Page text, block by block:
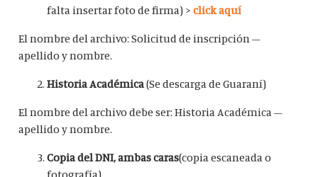
falta insertar foto de firma) >click aquí
El nombre del archivo: Solicitud de inscripción –
apellido y nombre.
Historia Académica(Se descarga de Guaraní)
El nombre del archivo debe ser: Historia Académica –
apellido y nombre.
Copia del DNI, ambas caras(copia escaneada o